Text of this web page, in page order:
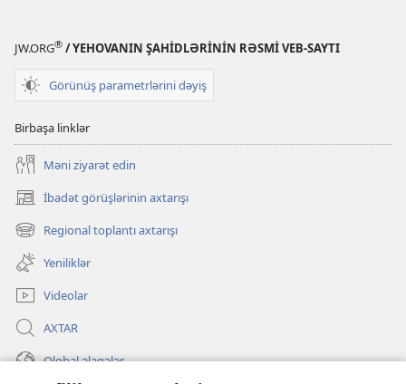
JW.ORG® / YEHOVANIN ŞAHİDLƏRİNİN RƏSMİ VEB-SAYTI
Görünüş parametrlərini dəyiş
Birbaşa linklər
Məni ziyarət edin
İbadət görüşlərinin axtarışı
(yeni
pəncərə
açılır)
Regional toplantı axtarışı
(yeni
pəncərə
açılır)
Yeniliklər
Videolar
AXTAR
Qlobal əlaqələr